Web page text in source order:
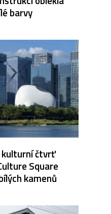
barvy
kulturní čtvrť
Square
kamenů